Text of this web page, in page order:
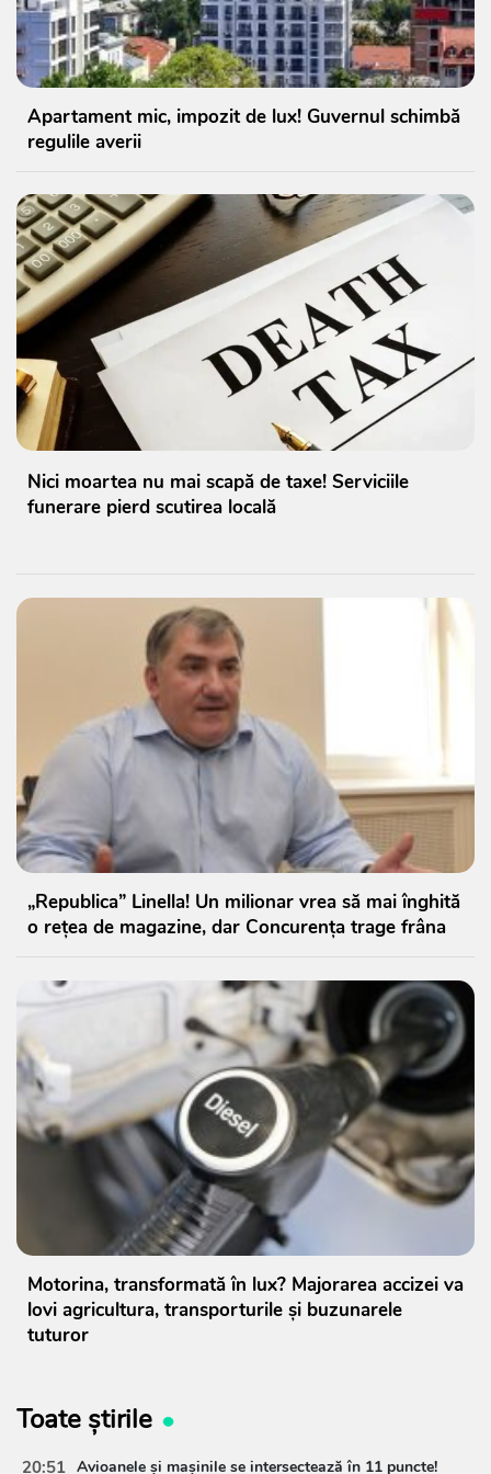
Apartament mic, impozit de lux! Guvernul schimbă
regulile averii
Nici moartea nu mai scapă de taxe! Serviciile
funerare pierd scutirea locală
„Republica” Linella! Un milionar vrea să mai înghită
o rețea de magazine, dar Concurența trage frâna
Motorina, transformată în lux? Majorarea accizei va
lovi agricultura, transporturile și buzunarele
tuturor
Toate știrile
20:51 Avioanele și mașinile se intersectează în 11 puncte!